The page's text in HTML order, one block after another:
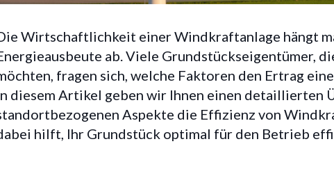
und Effizienz:
einer
20/5/2025
Wirtschaftlichkeit einer Windkraftanlage hängt
ab. Viele Grundstückseigentümer,
fragen sich, welche Faktoren den Ertrag
diesem Artikel geben wir Ihnen einen detaillierten
Aspekte die Effizienz von
hilft, Ihr Grundstück optimal für den Betrieb